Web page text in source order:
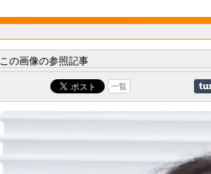
この画像の参照記事
一覧